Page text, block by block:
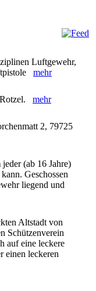
Luftgewehr,
mehr
mehr
2, 79725
(ab 16 Jahre)
Geschossen
liegend und
Altstadt von
Schützenverein
auf eine leckere
einen leckeren